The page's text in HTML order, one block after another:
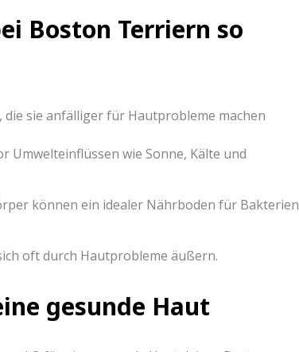
Boston Terriern so
sie anfälliger für Hautprobleme machen
Umwelteinflüssen wie Sonne, Kälte und
können ein idealer Nährboden für Bakterien
oft durch Hautprobleme äußern.
gesunde Haut